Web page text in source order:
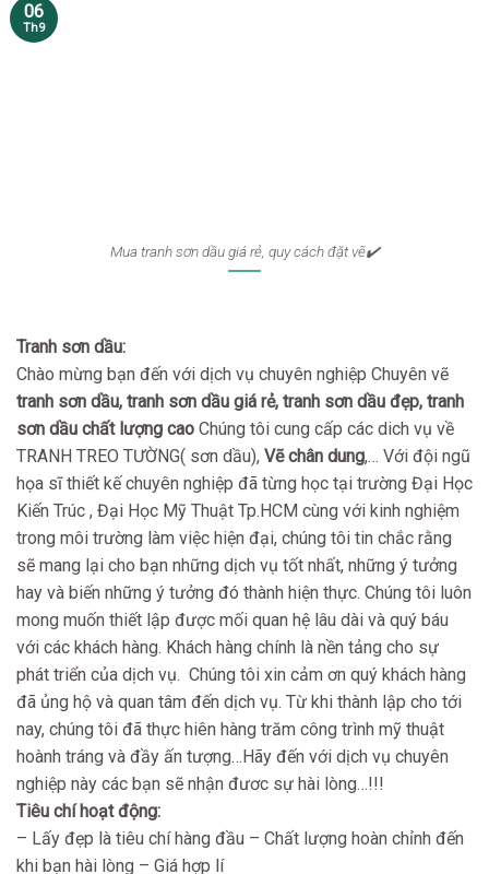
Mua tranh sơn dầu giá rẻ, quy cách đặt vẽ✔️
06
Th9
Tranh sơn dầu:
Chào mừng bạn đến với dịch vụ chuyên nghiệp Chuyên vẽ
tranh sơn dầu, tranh sơn dầu giá rẻ, tranh sơn dầu đẹp, tranh
sơn dầu chất lượng cao Chúng tôi cung cấp các dich vụ về
TRANH TREO TƯỜNG( sơn dầu), Vẽ chân dung,… Với đội ngũ
họa sĩ thiết kế chuyên nghiệp đã từng học tại trường Đại Học
Kiến Trúc , Đại Học Mỹ Thuật Tp.HCM cùng với kinh nghiệm
trong môi trường làm việc hiện đại, chúng tôi tin chắc rằng
sẽ mang lại cho bạn những dịch vụ tốt nhất, những ý tưởng
hay và biến những ý tưởng đó thành hiện thực. Chúng tôi luôn
mong muốn thiết lập được mối quan hệ lâu dài và quý báu
với các khách hàng. Khách hàng chính là nền tảng cho sự
phát triển của dịch vụ. Chúng tôi xin cảm ơn quý khách hàng
đã ủng hộ và quan tâm đến dịch vụ. Từ khi thành lập cho tới
nay, chúng tôi đã thực hiên hàng trăm công trình mỹ thuật
hoành tráng và đầy ấn tượng…Hãy đến với dịch vụ chuyên
nghiệp này các bạn sẽ nhận đươc sự hài lòng…!!!
Tiêu chí hoạt động:
– Lấy đẹp là tiêu chí hàng đầu – Chất lượng hoàn chỉnh đến
khi bạn hài lòng – Giá hợp lí